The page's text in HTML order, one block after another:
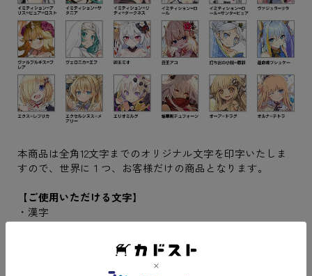
本商品は全角12文字までのオリジナル文字を印字いたしま
すので、世界に１つ、お客様だけの商品となります。
【ご使用いただける文字】
・漢字
・ひらがな
・アルファベット(大文字、小文字)